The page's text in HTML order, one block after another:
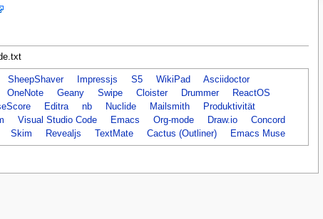
SheepShaver Impressjs S5 WikiPad
Asciidoctor
OneNote Geany Swipe Cloister Drummer
ReactOS
Editra nb Nuclide Mailsmith
Produktivität
Visual Studio Code Emacs Org-mode Draw.io
Concord
Skim Revealjs TextMate Cactus (Outliner) Emacs Muse